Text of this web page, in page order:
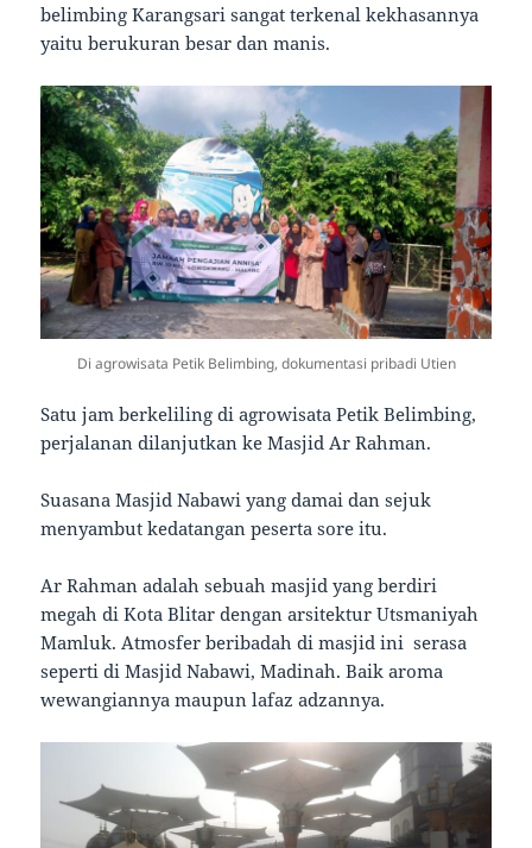
belimbing Karangsari sangat terkenal kekhasannya
yaitu berukuran besar dan manis.
Di agrowisata Petik Belimbing, dokumentasi pribadi Utien
Satu jam berkeliling di agrowisata Petik Belimbing,
perjalanan dilanjutkan ke Masjid Ar Rahman.
Suasana Masjid Nabawi yang damai dan sejuk
menyambut kedatangan peserta sore itu.
Ar Rahman adalah sebuah masjid yang berdiri
megah di Kota Blitar dengan arsitektur Utsmaniyah
Mamluk. Atmosfer beribadah di masjid ini serasa
seperti di Masjid Nabawi, Madinah. Baik aroma
wewangiannya maupun lafaz adzannya.